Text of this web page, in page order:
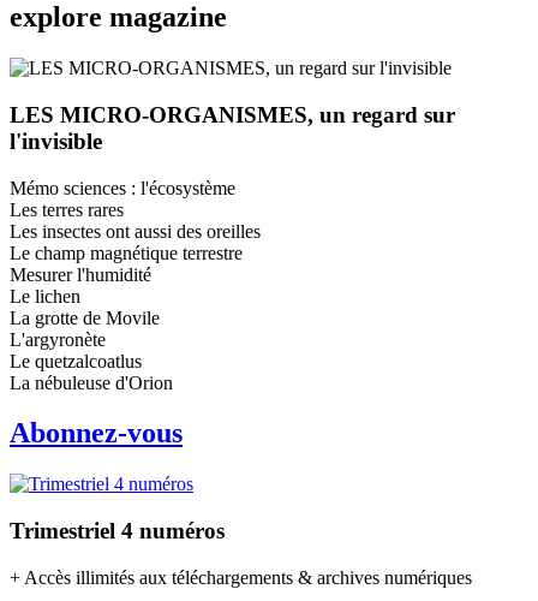
explore magazine
LES MICRO-ORGANISMES, un regard sur
l'invisible
Mémo sciences : l'écosystème
Les terres rares
Les insectes ont aussi des oreilles
Le champ magnétique terrestre
Mesurer l'humidité
Le lichen
La grotte de Movile
L'argyronète
Le quetzalcoatlus
La nébuleuse d'Orion
Abonnez-vous
Trimestriel 4 numéros
+ Accès illimités aux téléchargements & archives numériques